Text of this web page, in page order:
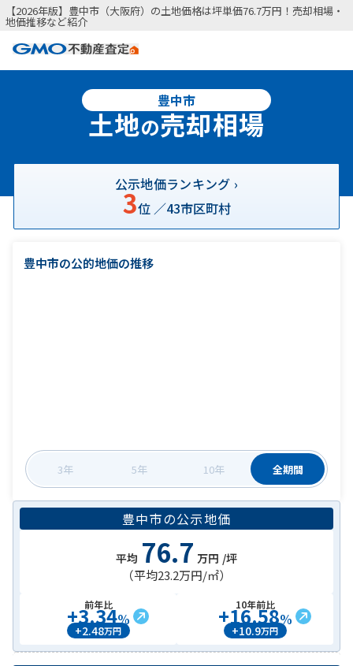
【2026年版】豊中市（大阪府）の土地価格は坪単価76.7万円！売却相場・
地価推移など紹介
豊中市
土地の売却相場
公示地価ランキング ›
3位 ／43市区町村
豊中市の公的地価の推移
3年 5年 10年 全期間
豊中市の公示地価
平均 76.7 万円 /坪
（平均23.2万円/㎡）
前年比
+3.34%
+2.48万円
10年前比
+16.58%
+10.9万円